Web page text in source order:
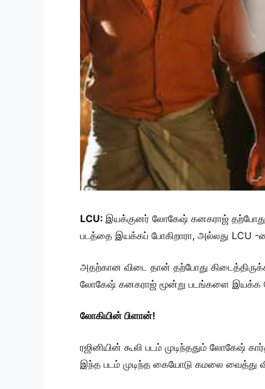
LCU: இயக்குனர் லோகேஷ் கனகராஜ்
படத்தை இயக்கப் போகிறாரா, அல்லது LCU -
அதற்கான விடை தான் தற்போது
லோகேஷ் கனகராஜ் மூன்று படங்களை இயக்க
லோகியின் பிளான்!
ரஜினியின் கூலி படம் முடிந்ததும் லோகேஷ்
இந்த படம் முடிந்த கையோடு கமலை வைத்து